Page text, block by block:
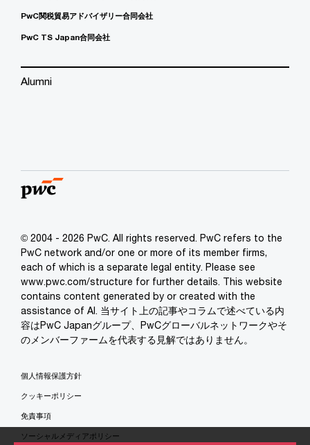
PwC関税貿易アドバイザリー合同会社
PwC TS Japan合同会社
Alumni
© 2004 - 2026 PwC. All rights reserved. PwC refers to the
PwC network and/or one or more of its member firms,
each of which is a separate legal entity. Please see
www.pwc.com/structure for further details. This website
contains content generated by or created with the
assistance of AI. 当サイト上の記事やコラムで述べている内
容はPwC Japanグループ、PwCグローバルネットワークやそ
のメンバーファームを代表する見解ではありません。
個人情報保護方針
クッキーポリシー
免責事項
ソーシャルメディアポリシー